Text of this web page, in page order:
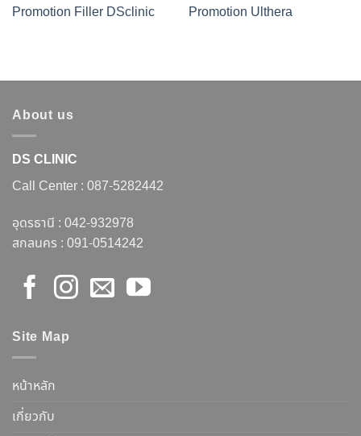
Promotion Filler DSclinic Promotion Ulthera
About us
DS CLINIC
Call Center : 087-5282442
อุดรธานี : 042-932978
สกลนคร : 091-0514242
Site Map
หน้าหลัก
เกี่ยวกับ